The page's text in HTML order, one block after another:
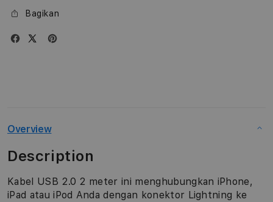
Bagikan
Overview
Description
Kabel USB 2.0 2 meter ini menghubungkan iPhone,
iPad atau iPod Anda dengan konektor Lightning ke